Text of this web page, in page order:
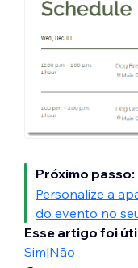
Próximo passo:
Personalize a
do evento no
Esse artigo foi
Sim|Não